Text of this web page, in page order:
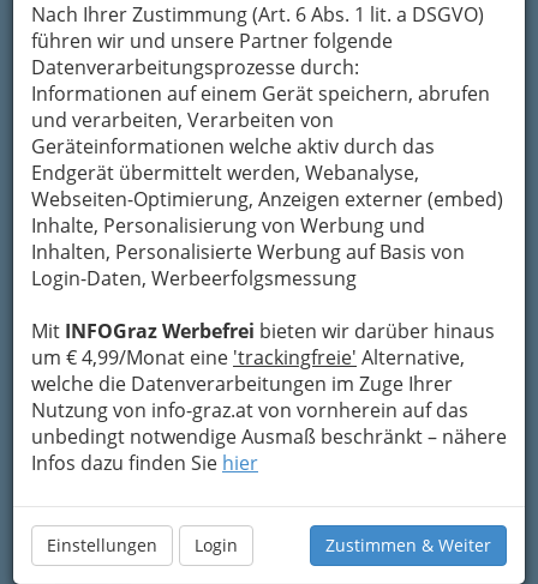
Nach Ihrer Zustimmung (Art. 6 Abs. 1 lit. a DSGVO)
führen wir und unsere Partner folgende
Datenverarbeitungsprozesse durch:
Informationen auf einem Gerät speichern, abrufen
und verarbeiten, Verarbeiten von
Geräteinformationen welche aktiv durch das
Endgerät übermittelt werden, Webanalyse,
Webseiten-Optimierung, Anzeigen externer (embed)
Inhalte, Personalisierung von Werbung und
Inhalten, Personalisierte Werbung auf Basis von
Login-Daten, Werbeerfolgsmessung
Mit INFOGraz Werbefrei bieten wir darüber hinaus
um € 4,99/Monat eine 'trackingfreie' Alternative,
welche die Datenverarbeitungen im Zuge Ihrer
Nutzung von info-graz.at von vornherein auf das
unbedingt notwendige Ausmaß beschränkt – nähere
Infos dazu finden Sie hier
Einstellungen Login Zustimmen & Weiter
Navigation
Ausflug zum Wirt am Land
Sport-Ausflüge
Kultur-Ausflüge
Freizeit am und im Wasser